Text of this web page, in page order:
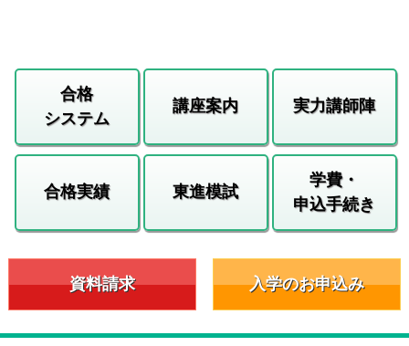
合格
システム
講座案内 実力講師陣
合格実績 東進模試
学費・
申込手続き
資料請求 入学のお申込み